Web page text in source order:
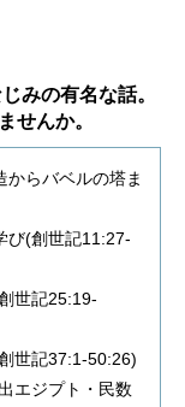
みの有名な話。
せんか。
からバベルの塔ま
び(創世記11:27-
世記25:19-
世記37:1-50:26)
エジプト・民数